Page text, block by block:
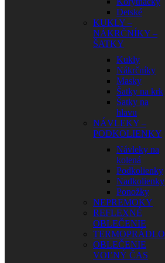
Detské
KUKLY –
NÁKRČNÍKY –
ŠATKY
Kukly
Nákrčníky
Masky
Šatky na krk
Šatky na
hlavu
NÁVLEKY –
PODKOLIENKY
Návleky na
kolená
Podkolienky
Nadkolienky
Ponožky
NEPREMOKY
REFLEXNÉ
OBLEČENIE
TERMOPRÁDLO
OBLEČENIE
VOĽNÝ ČAS